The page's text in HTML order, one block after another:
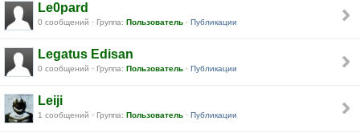
Le0pard
0 сообщений · Группа: Пользователь · Публикации
Legatus Edisan
0 сообщений · Группа: Пользователь · Публикации
Leiji
1 сообщений · Группа: Пользователь · Публикации